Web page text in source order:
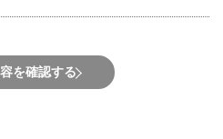
を確認する